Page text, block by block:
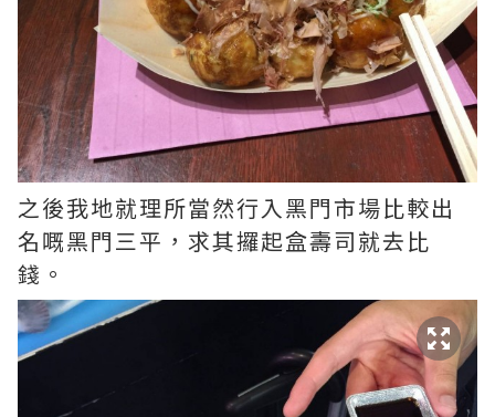
之後我地就理所當然行入黑門市場比較出
名嘅黑門三平，求其攞起盒壽司就去比
錢。